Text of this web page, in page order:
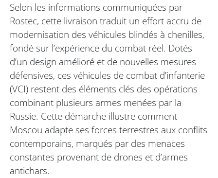
Selon les informations communiquées par
Rostec, cette livraison traduit un effort accru de
modernisation des véhicules blindés à chenilles,
fondé sur l’expérience du combat réel. Dotés
d’un design amélioré et de nouvelles mesures
défensives, ces véhicules de combat d’infanterie
(VCI) restent des éléments clés des opérations
combinant plusieurs armes menées par la
Russie. Cette démarche illustre comment
Moscou adapte ses forces terrestres aux conflits
contemporains, marqués par des menaces
constantes provenant de drones et d’armes
antichars.